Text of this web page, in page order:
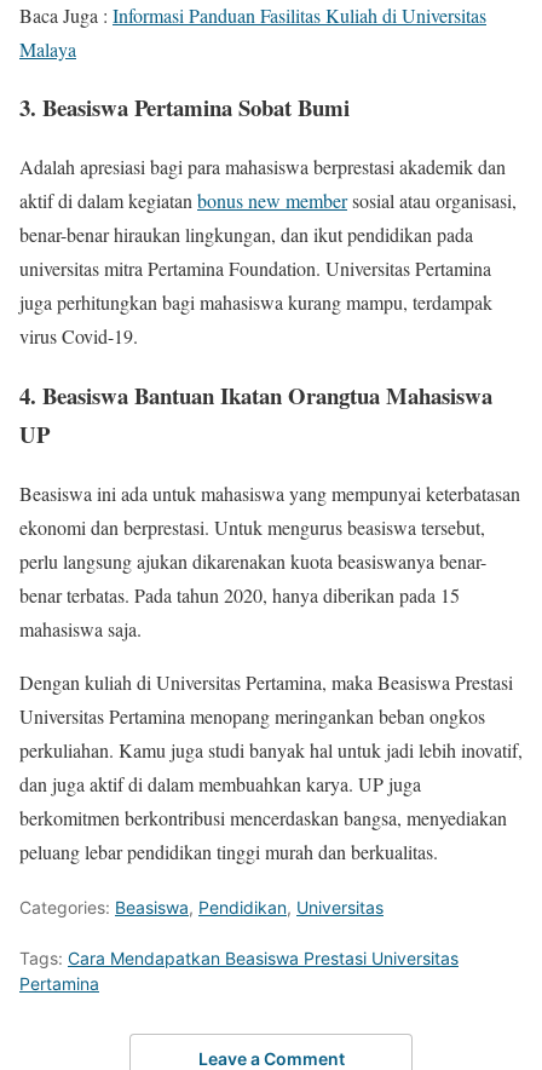
Baca Juga : Informasi Panduan Fasilitas Kuliah di Universitas
Malaya
3. Beasiswa Pertamina Sobat Bumi
Adalah apresiasi bagi para mahasiswa berprestasi akademik dan
aktif di dalam kegiatan bonus new membersosial atau organisasi,
benar-benar hiraukan lingkungan, dan ikut pendidikan pada
universitas mitra Pertamina Foundation. Universitas Pertamina
juga perhitungkan bagi mahasiswa kurang mampu, terdampak
virus Covid-19.
4. Beasiswa Bantuan Ikatan Orangtua Mahasiswa
UP
Beasiswa ini ada untuk mahasiswa yang mempunyai keterbatasan
ekonomi dan berprestasi. Untuk mengurus beasiswa tersebut,
perlu langsung ajukan dikarenakan kuota beasiswanya benar-
benar terbatas. Pada tahun 2020, hanya diberikan pada 15
mahasiswa saja.
Dengan kuliah di Universitas Pertamina, maka Beasiswa Prestasi
Universitas Pertamina menopang meringankan beban ongkos
perkuliahan. Kamu juga studi banyak hal untuk jadi lebih inovatif,
dan juga aktif di dalam membuahkan karya. UP juga
berkomitmen berkontribusi mencerdaskan bangsa, menyediakan
peluang lebar pendidikan tinggi murah dan berkualitas.
Categories: Beasiswa, Pendidikan, Universitas
Tags: Cara Mendapatkan Beasiswa Prestasi Universitas
Pertamina
Leave a Comment